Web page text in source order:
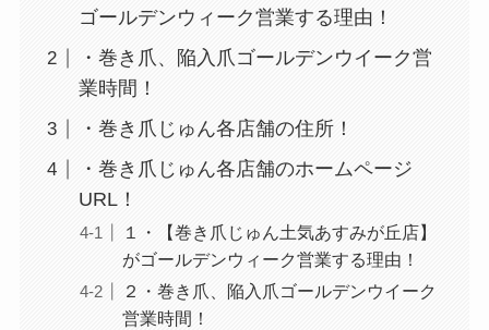
ゴールデンウィーク営業する理由！
・巻き爪、陥入爪ゴールデンウイーク営
業時間！
・巻き爪じゅん各店舗の住所！
・巻き爪じゅん各店舗のホームページ
URL！
１・【巻き爪じゅん土気あすみが丘店】
がゴールデンウィーク営業する理由！
２・巻き爪、陥入爪ゴールデンウイーク
営業時間！